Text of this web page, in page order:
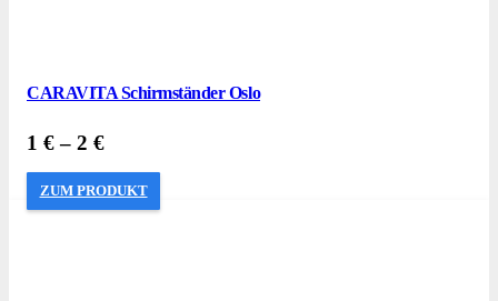
CARAVITA Schirmständer Oslo
1 €– 2 €
ZUM PRODUKT